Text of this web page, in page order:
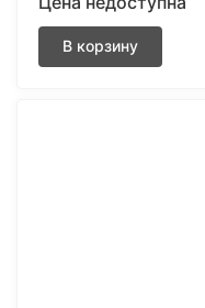
В корзину